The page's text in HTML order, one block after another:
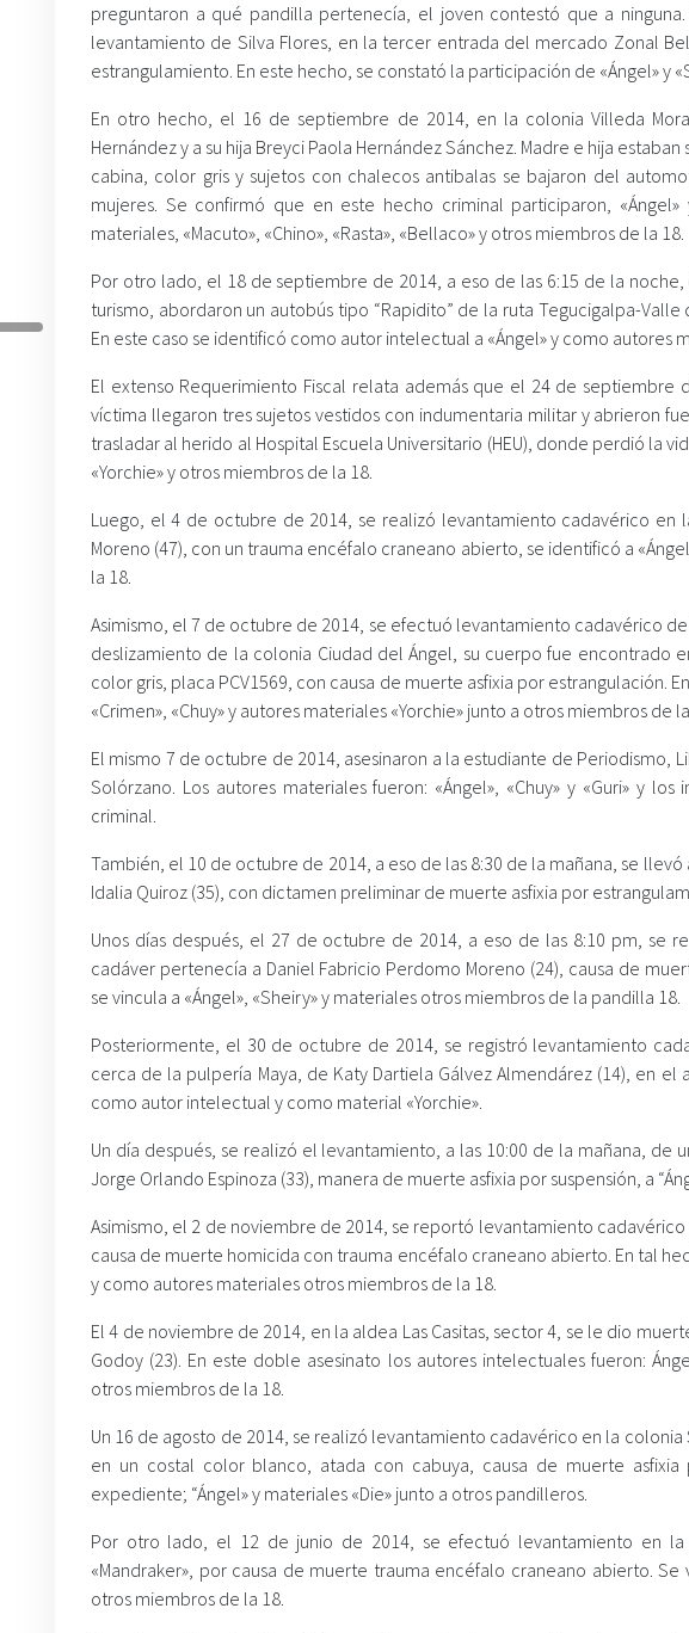
preguntaron a qué pandilla pertenecía, el joven contestó que a
levantamiento de Silva Flores, en la tercer entrada del mercado Zonal
estrangulamiento. En este hecho, se constató la participación de «Ángel» y
En otro hecho, el 16 de septiembre de 2014, en la colonia Villeda
Hernández y a su hija Breyci Paola Hernández Sánchez. Madre e hija
cabina, color gris y sujetos con chalecos antibalas se bajaron del
mujeres. Se confirmó que en este hecho criminal participaron,
materiales, «Macuto», «Chino», «Rasta», «Bellaco» y otros miembros de la 18.
Por otro lado, el 18 de septiembre de 2014, a eso de las 6:15 de la
turismo, abordaron un autobús tipo “Rapidito” de la ruta Tegucigalpa-
En este caso se identificó como autor intelectual a «Ángel» y como autores
El extenso Requerimiento Fiscal relata además que el 24 de
víctima llegaron tres sujetos vestidos con indumentaria militar y abrieron
trasladar al herido al Hospital Escuela Universitario (HEU), donde perdió la
«Yorchie» y otros miembros de la 18.
Luego, el 4 de octubre de 2014, se realizó levantamiento cadavérico en
Moreno (47), con un trauma encéfalo craneano abierto, se identificó a
la 18.
Asimismo, el 7 de octubre de 2014, se efectuó levantamiento cadavérico
deslizamiento de la colonia Ciudad del Ángel, su cuerpo fue encontrado
color gris, placa PCV1569, con causa de muerte asfixia por estrangulación.
«Crimen», «Chuy» y autores materiales «Yorchie» junto a otros miembros de
El mismo 7 de octubre de 2014, asesinaron a la estudiante de Periodismo,
Solórzano. Los autores materiales fueron: «Ángel», «Chuy» y «Guri» y
criminal.
También, el 10 de octubre de 2014, a eso de las 8:30 de la mañana, se
Idalia Quiroz (35), con dictamen preliminar de muerte asfixia por
Unos días después, el 27 de octubre de 2014, a eso de las 8:10 pm, se
cadáver pertenecía a Daniel Fabricio Perdomo Moreno (24), causa de
se vincula a «Ángel», «Sheiry» y materiales otros miembros de la pandilla 18.
Posteriormente, el 30 de octubre de 2014, se registró levantamiento
cerca de la pulpería Maya, de Katy Dartiela Gálvez Almendárez (14), en
como autor intelectual y como material «Yorchie».
Un día después, se realizó el levantamiento, a las 10:00 de la mañana, de
Jorge Orlando Espinoza (33), manera de muerte asfixia por suspensión, a
Asimismo, el 2 de noviembre de 2014, se reportó levantamiento
causa de muerte homicida con trauma encéfalo craneano abierto. En tal
y como autores materiales otros miembros de la 18.
El 4 de noviembre de 2014, en la aldea Las Casitas, sector 4, se le dio
Godoy (23). En este doble asesinato los autores intelectuales fueron:
otros miembros de la 18.
Un 16 de agosto de 2014, se realizó levantamiento cadavérico en la colonia
en un costal color blanco, atada con cabuya, causa de muerte asfixia
expediente; “Ángel» y materiales «Die» junto a otros pandilleros.
Por otro lado, el 12 de junio de 2014, se efectuó levantamiento en
«Mandraker», por causa de muerte trauma encéfalo craneano abierto.
otros miembros de la 18.